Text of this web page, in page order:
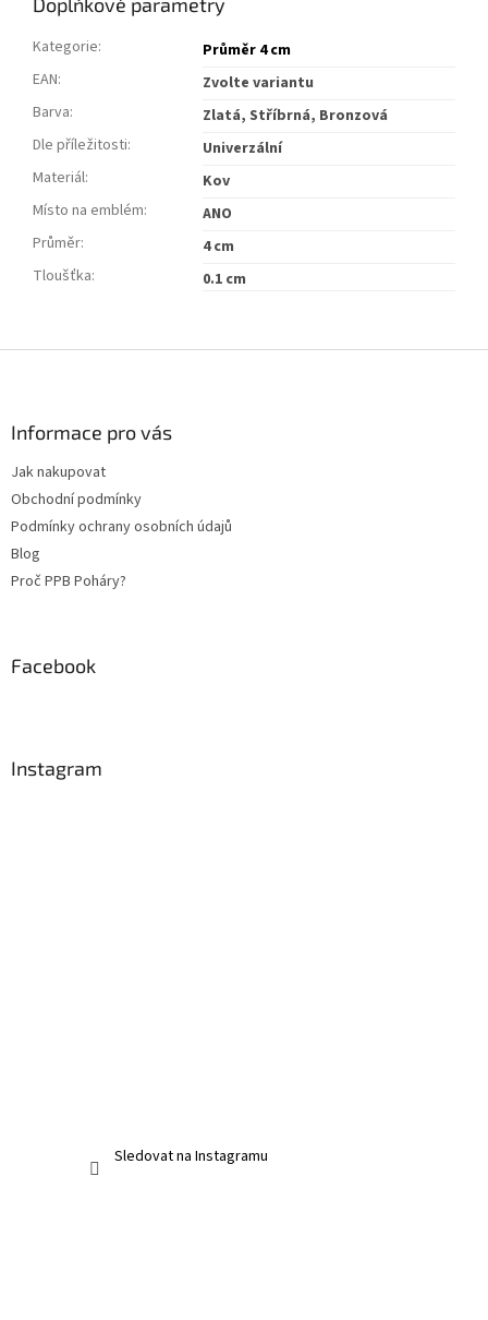
Kategorie:
Průměr 4 cm
EAN:
Zvolte variantu
Barva:
Zlatá, Stříbrná, Bronzová
Dle příležitosti:
Univerzální
Materiál:
Kov
Místo na emblém:
ANO
Průměr:
4 cm
Tloušťka: 0.1 cm
Informace pro vás
Jak nakupovat
Obchodní podmínky
Podmínky ochrany osobních údajů
Blog
Proč PPB Poháry?
Facebook
Instagram
Sledovat na Instagramu